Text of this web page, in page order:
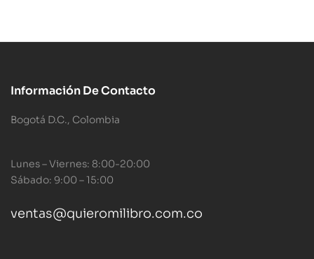
Información De Contacto
Bogotá D.C., Colombia
Lunes – Viernes: 8:00-20:00
Sábado: 9:00 – 15:00
ventas@quieromilibro.com.co